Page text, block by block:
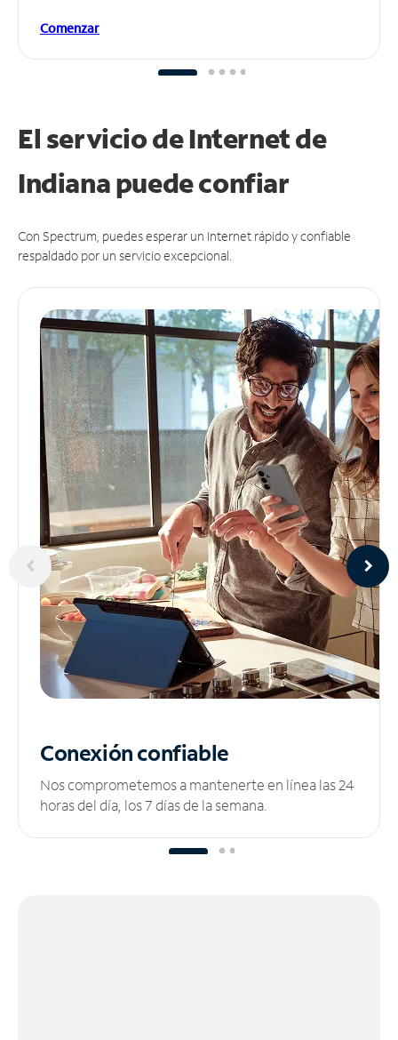
Comenzar
El servicio de Internet de
Indiana puedeconfiar
Con Spectrum, puedes esperar un Internet rápido y confiable
respaldado por un servicio excepcional.
Conexión confiable
Nos comprometemos a mantenerte en línea las 24
horas del día, los 7 días de la semana.